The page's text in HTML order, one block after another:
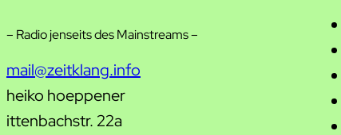
– Radio jenseits des Mainstreams –
mail@zeitklang.info
heiko hoeppener
ittenbachstr. 22a